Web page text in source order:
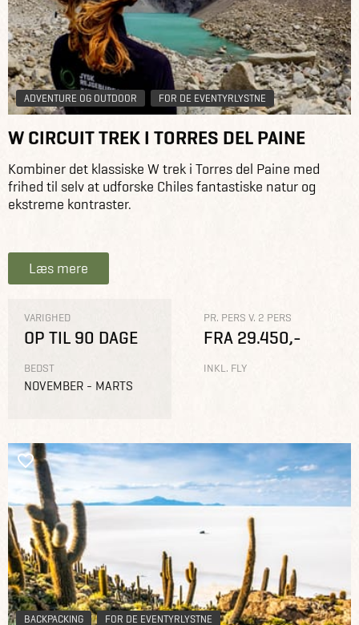
ADVENTURE OG OUTDOOR FOR DE EVENTYRLYSTNE
W CIRCUIT TREK I TORRES DEL PAINE
Kombiner det klassiske W trek i Torres del Paine med
frihed til selv at udforske Chiles fantastiske natur og
ekstreme kontraster.
Læs mere
VARIGHED
OP TIL 90 DAGE
BEDST
NOVEMBER - MARTS
PR. PERS V. 2 PERS
FRA 29.450,-
INKL. FLY
BACKPACKING FOR DE EVENTYRLYSTNE